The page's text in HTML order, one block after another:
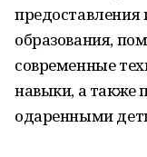
предоставления
образования,
современные
навыки, а также
одаренными